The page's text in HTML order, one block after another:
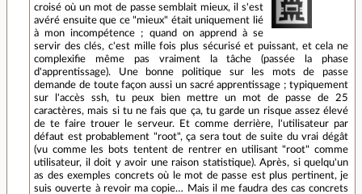
croisé où un mot de passe semblait mieux, il s'est
avéré ensuite que ce "mieux" était uniquement lié
à mon incompétence ; quand on apprend à se
servir des clés, c'est mille fois plus sécurisé et puissant, et cela ne
complexifie même pas vraiment la tâche (passée la phase
d'apprentissage). Une bonne politique sur les mots de passe
demande de toute façon aussi un sacré apprentissage ; typiquement
sur l'accès ssh, tu peux bien mettre un mot de passe de 25
caractères, mais si tu ne fais que ça, tu garde un risque assez élevé
de te faire trouer le serveur. Et comme derrière, l'utilisateur par
défaut est probablement "root", ça sera tout de suite du vrai dégât
(vu comme les bots tentent de rentrer en utilisant "root" comme
utilisateur, il doit y avoir une raison statistique). Après, si quelqu'un
as des exemples concrets où le mot de passe est plus pertinent, je
suis ouverte à revoir ma copie… Mais il me faudra des cas concrets